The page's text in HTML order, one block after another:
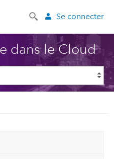
Se connecter
dans le Cloud